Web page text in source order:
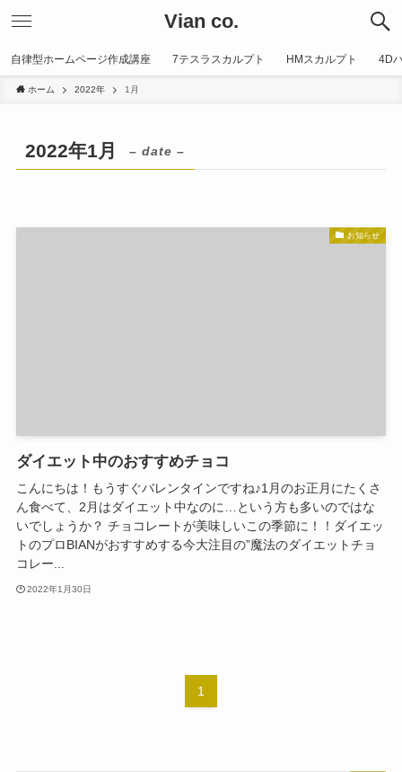
Vian co.
自律型ホームページ作成講座 7テスラスカルプト HMスカルプト 4D
ホーム 2022年 1月
2022年1月 – date –
お知らせ
ダイエット中のおすすめチョコ
こんにちは！もうすぐバレンタインですね♪1月のお正月にたくさ
ん食べて、2月はダイエット中なのに…という方も多いのではな
いでしょうか？ チョコレートが美味しいこの季節に！！ダイエッ
トのプロBIANがおすすめする今大注目の”魔法のダイエットチョ
コレー...
2022年1月30日
1